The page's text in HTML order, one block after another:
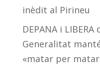
inèdit al Pirineu
DEPANA i
Generalitat
«matar per